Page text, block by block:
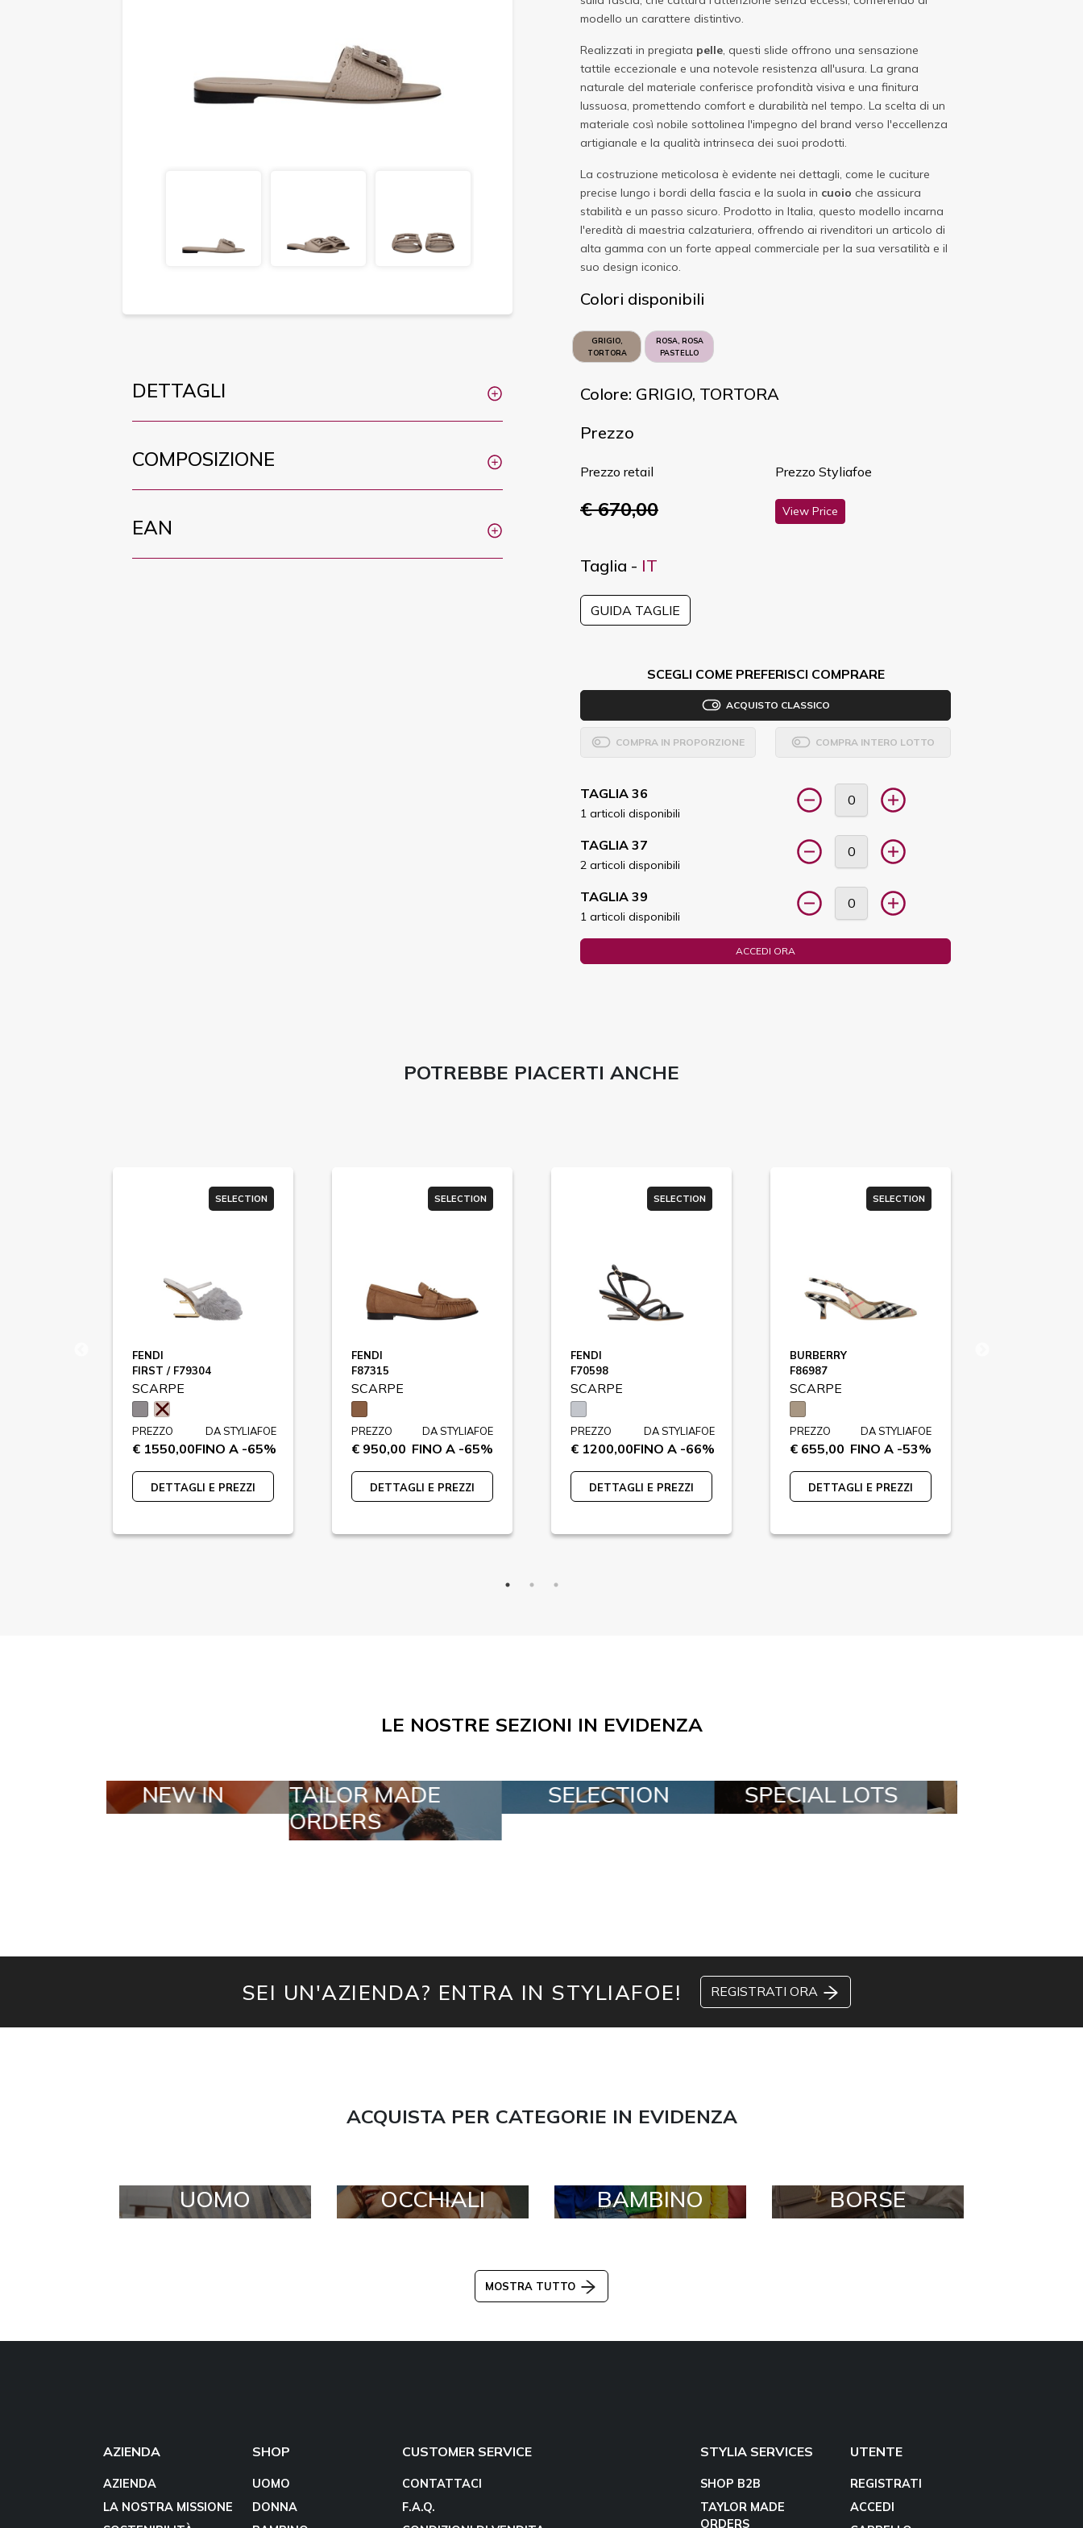
DETTAGLI
COMPOSIZIONE
EAN
modello un carattere distintivo.
Realizzati in pregiata pelle, questi slide offrono una sensazione
tattile eccezionale e una notevole resistenza all'usura. La grana
naturale del materiale conferisce profondità visiva e una finitura
lussuosa, promettendo comfort e durabilità nel tempo. La scelta di un
materiale così nobile sottolinea l'impegno del brand verso l'eccellenza
artigianale e la qualità intrinseca dei suoi prodotti.
La costruzione meticolosa è evidente nei dettagli, come le cuciture
precise lungo i bordi della fascia e la suola in cuoio che assicura
stabilità e un passo sicuro. Prodotto in Italia, questo modello incarna
l'eredità di maestria calzaturiera, offrendo ai rivenditori un articolo di
alta gamma con un forte appeal commerciale per la sua versatilità e il
suo design iconico.
Colori disponibili
GRIGIO,
TORTORA
ROSA, ROSA
PASTELLO
Colore: GRIGIO, TORTORA
Prezzo
Prezzo retail
€ 670,00
Prezzo Styliafoe
View Price
Taglia - IT
GUIDA TAGLIE
SCEGLI COME PREFERISCI COMPRARE
ACQUISTO CLASSICO
COMPRA IN PROPORZIONE COMPRA INTERO LOTTO
TAGLIA 36
1 articoli disponibili
TAGLIA 37
2 articoli disponibili
TAGLIA 39
1 articoli disponibili
ACCEDI ORA
POTREBBE PIACERTI ANCHE
SELECTION
FENDI
FIRST / F79304
SCARPE
PREZZO
€ 1550,00
DA STYLIAFOE
FINO A -65%
DETTAGLI E PREZZI
SELECTION
FENDI
F87315
SCARPE
PREZZO
€ 950,00
DA STYLIAFOE
FINO A -65%
DETTAGLI E PREZZI
SELECTION
FENDI
F70598
SCARPE
PREZZO
€ 1200,00
DA STYLIAFOE
FINO A -66%
DETTAGLI E PREZZI
SELECTION
BURBERRY
F86987
SCARPE
PREZZO
€ 655,00
DA STYLIAFOE
FINO A -53%
DETTAGLI E PREZZI
LE NOSTRE SEZIONI IN EVIDENZA
TAILOR MADE
ORDERS
SELECTION SPECIAL LOTS ALL IN A BOX STYLIA
SEI UN'AZIENDA? ENTRA IN STYLIAFOE! REGISTRATI ORA
ACQUISTA PER CATEGORIE IN EVIDENZA
UOMO OCCHIALI BAMBINO BORSE
MOSTRA TUTTO
AZIENDA
AZIENDA
LA NOSTRA MISSIONE
SHOP
UOMO
DONNA
CUSTOMER SERVICE
CONTATTACI
F.A.Q.
STYLIA SERVICES
SHOP B2B
TAYLOR MADE
ORDERS
UTENTE
REGISTRATI
ACCEDI